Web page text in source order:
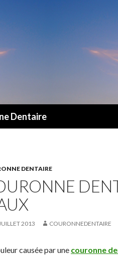
Dentaire
DENTAIRE
2013 COURONNEDENTAIRE
causée par une couronne